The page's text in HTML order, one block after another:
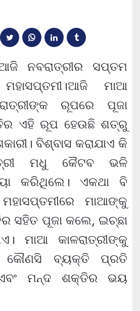
ନବରାତ୍ରୀର ସପ୍ତମ
ମାଆ
ରୂପରେ ପୂଜା
ଏହି ରୂପ ହେଉଛି ଶତ୍ରୁ
ବିଶ୍ବାସ କରାଯାଏ କି
ମଧୁ କୈଟବ ଭଳି
କରିଥିଲେ। ଏକଥା ବି
ମାଆଙ୍କୁ
ସହିତ ପୂଜା କଲେ, ଇଚ୍ଛା
ମାଆ କାଳରାତ୍ରୀଙ୍କୁ
କୌଣସି ବ୍ୟକ୍ତି ପ୍ରତି
ମନ୍ଦ ଶକ୍ତିର ଭୟ